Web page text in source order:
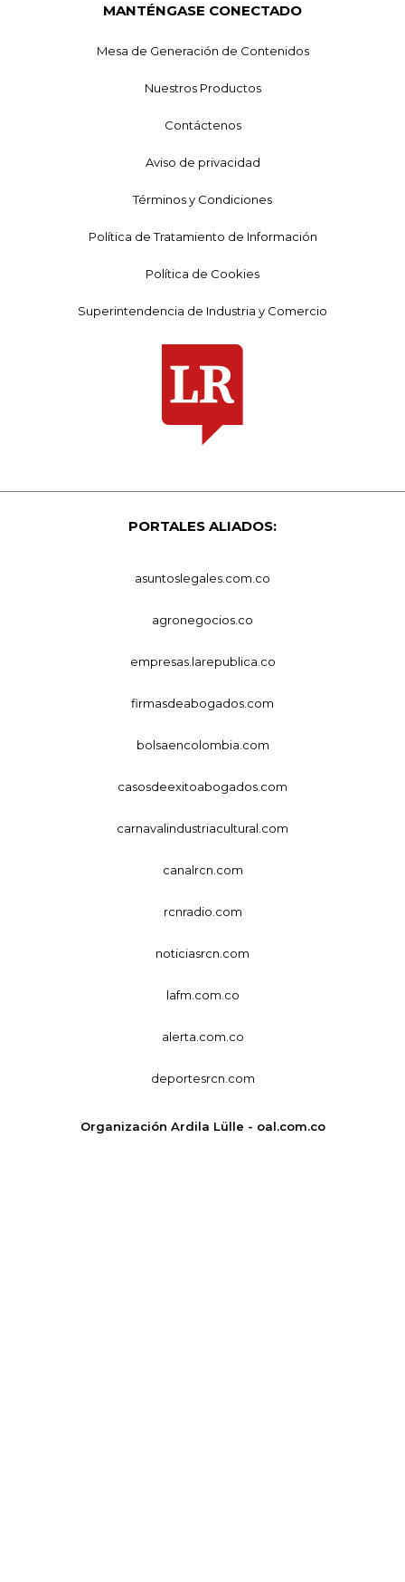
MANTÉNGASE CONECTADO
Mesa de Generación de Contenidos
Nuestros Productos
Contáctenos
Aviso de privacidad
Términos y Condiciones
Política de Tratamiento de Información
Política de Cookies
Superintendencia de Industria y Comercio
PORTALES ALIADOS:
asuntoslegales.com.co
agronegocios.co
empresas.larepublica.co
firmasdeabogados.com
bolsaencolombia.com
casosdeexitoabogados.com
carnavalindustriacultural.com
canalrcn.com
rcnradio.com
noticiasrcn.com
lafm.com.co
alerta.com.co
deportesrcn.com
Organización Ardila Lülle - oal.com.co